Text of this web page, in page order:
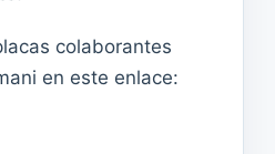
colaborantes
en este enlace: